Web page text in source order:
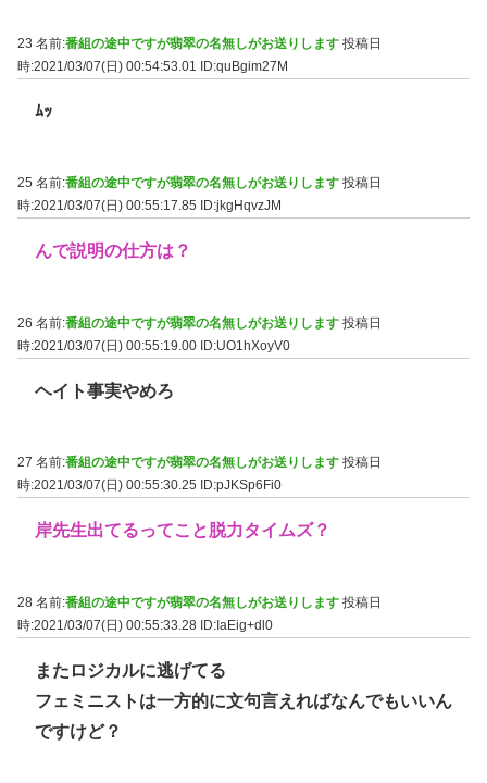
23 名前:番組の途中ですが翡翠の名無しがお送りします 投稿日
時:2021/03/07(日) 00:54:53.01 ID:quBgim27M
ﾑｯ
25 名前:番組の途中ですが翡翠の名無しがお送りします 投稿日
時:2021/03/07(日) 00:55:17.85
ID:jkgHqvzJM
んで説明の仕方は？
26 名前:番組の途中ですが翡翠の名無しがお送りします 投稿日
時:2021/03/07(日) 00:55:19.00 ID:UO1hXoyV0
ヘイト事実やめろ
27 名前:番組の途中ですが翡翠の名無しがお送りします 投稿日
時:2021/03/07(日) 00:55:30.25
ID:pJKSp6Fi0
岸先生出てるってこと脱力タイムズ？
28 名前:番組の途中ですが翡翠の名無しがお送りします 投稿日
時:2021/03/07(日) 00:55:33.28 ID:IaEig+dl0
またロジカルに逃げてる
フェミニストは一方的に文句言えればなんでもいいん
ですけど？